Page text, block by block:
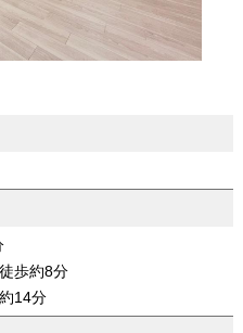
歩約8分
14分